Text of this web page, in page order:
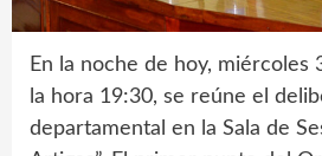
En la noche de hoy, miércoles
la hora 19:30, se reúne el
departamental en la Sala de